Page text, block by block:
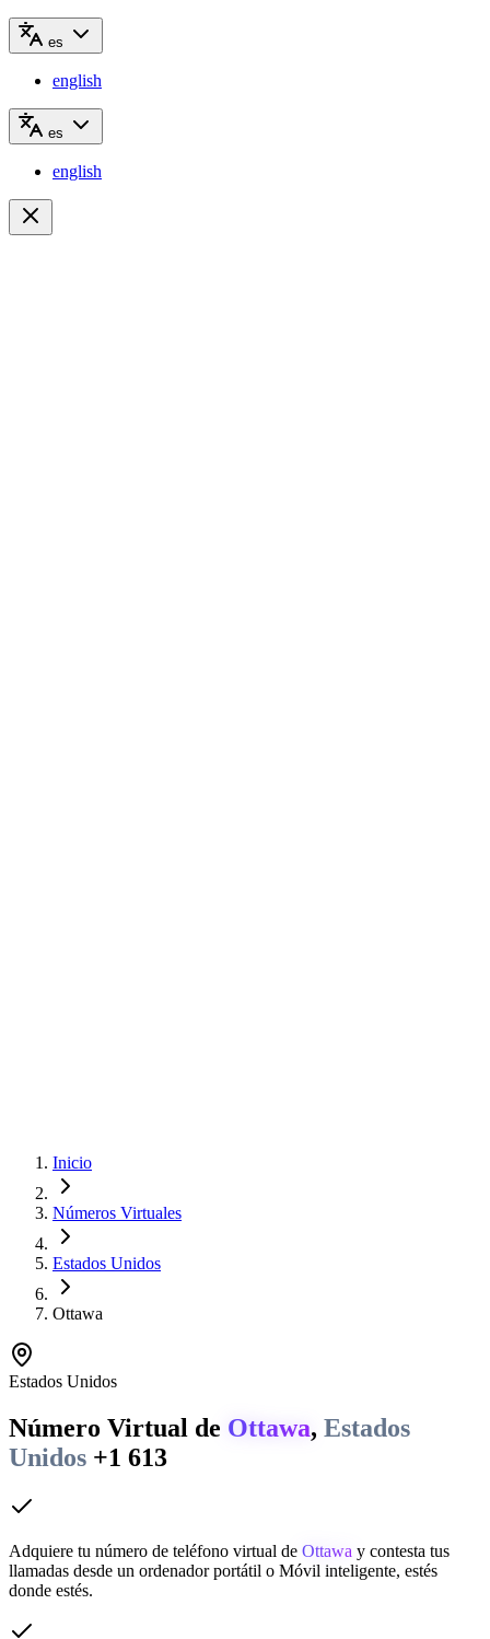
es
english
es
english
Inicio
Números Virtuales
Estados Unidos
Ottawa
Estados Unidos
Número Virtual de Ottawa, Estados
Unidos +1 613
Adquiere tu número de teléfono virtual de Ottawa y contesta tus
llamadas desde un ordenador portátil o Móvil inteligente, estés
donde estés.